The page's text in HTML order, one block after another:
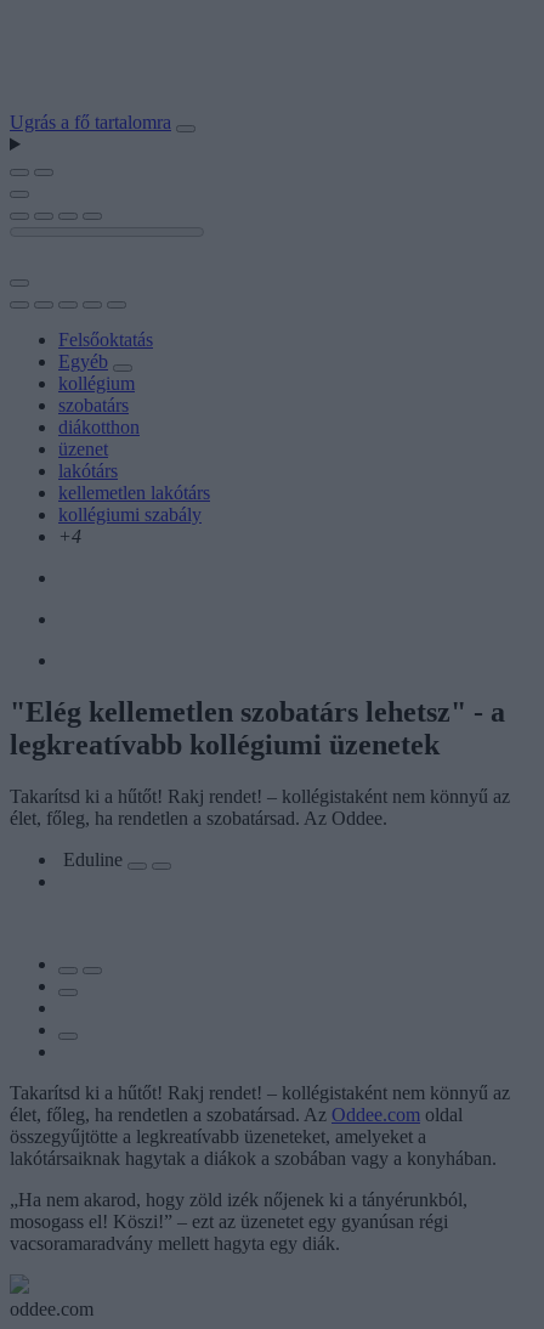
Ugrás a fő tartalomra
Felsőoktatás
Egyéb
kollégium
szobatárs
diákotthon
üzenet
lakótárs
kellemetlen lakótárs
kollégiumi szabály
+4
"Elég kellemetlen szobatárs lehetsz" - a
legkreatívabb kollégiumi üzenetek
Takarítsd ki a hűtőt! Rakj rendet! – kollégistaként nem könnyű az
élet, főleg, ha rendetlen a szobatársad. Az Oddee.
Eduline
Takarítsd ki a hűtőt! Rakj rendet! – kollégistaként nem könnyű az
élet, főleg, ha rendetlen a szobatársad. Az Oddee.com oldal
összegyűjtötte a legkreatívabb üzeneteket, amelyeket a
lakótársaiknak hagytak a diákok a szobában vagy a konyhában.
„Ha nem akarod, hogy zöld izék nőjenek ki a tányérunkból,
mosogass el! Köszi!” – ezt az üzenetet egy gyanúsan régi
vacsoramaradvány mellett hagyta egy diák.
oddee.com